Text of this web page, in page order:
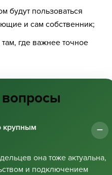
будут пользоваться
и сам собственник;
где важнее точное
крупным
она тоже актуальна,
и подключением